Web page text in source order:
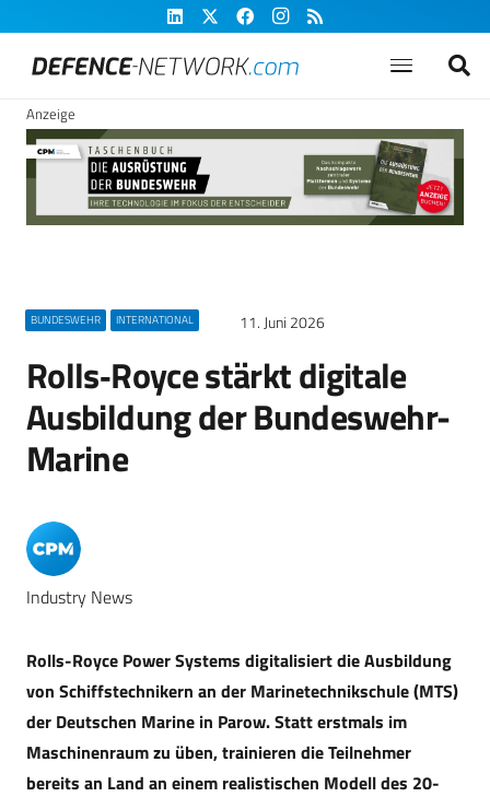
Anzeige
BUNDESWEHR INTERNATIONAL 11. Juni 2026
Rolls‑Royce stärkt digitale
Ausbildung der Bundeswehr-
Marine
Industry News
Rolls-Royce Power Systems digitalisiert die Ausbildung
von Schiffstechnikern an der Marinetechnikschule (MTS)
der Deutschen Marine in Parow. Statt erstmals im
Maschinenraum zu üben, trainieren die Teilnehmer
bereits an Land an einem realistischen Modell des 20-